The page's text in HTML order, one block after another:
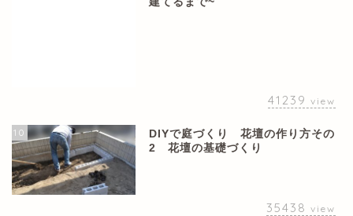
41239 view
10
DIYで庭づくり 花壇の作り方その
2 花壇の基礎づくり
35438 view